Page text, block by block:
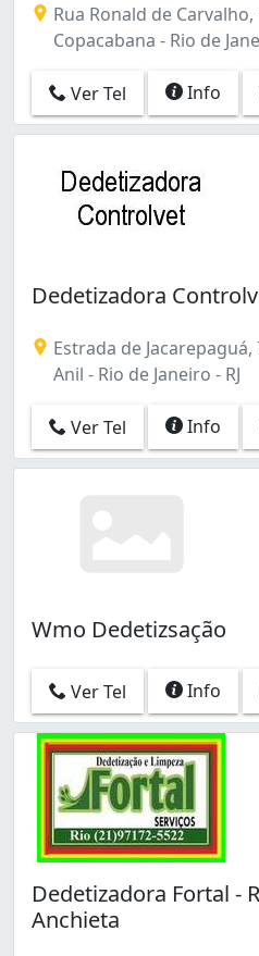
Rua Ronald de Carvalho,
Copacabana - Rio de
Ver Tel Info
Dedetizadora
Estrada de Jacarepaguá,
Anil - Rio de Janeiro - RJ
Ver Tel Info
Wmo Dedetizsação
Ver Tel Info
Dedetizadora Fortal -
Anchieta